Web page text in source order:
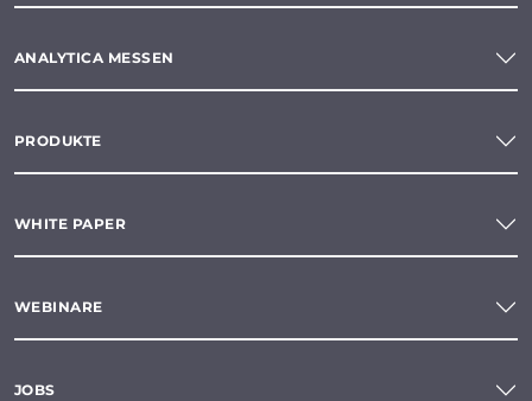
ANALYTICA MESSEN
PRODUKTE
WHITE PAPER
WEBINARE
JOBS